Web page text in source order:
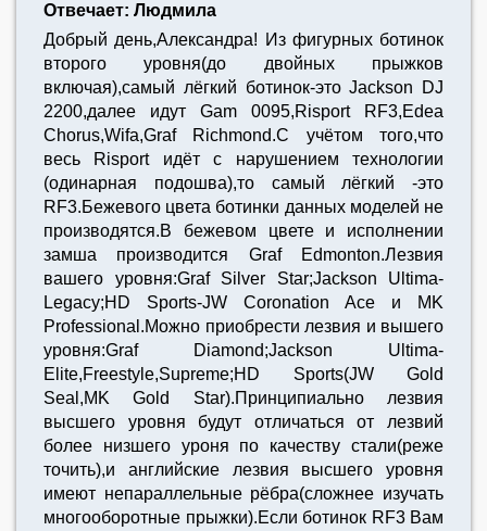
Отвечает: Людмила
Добрый день,Александра! Из фигурных ботинок
второго уровня(до двойных прыжков
включая),самый лёгкий ботинок-это Jackson DJ
2200,далее идут Gam 0095,Risport RF3,Edea
Chorus,Wifa,Graf Richmond.С учётом того,что
весь Risport идёт с нарушением технологии
(одинарная подошва),то самый лёгкий -это
RF3.Бежевого цвета ботинки данных моделей не
производятся.В бежевом цвете и исполнении
замша производится Graf Edmonton.Лезвия
вашего уровня:Graf Silver Star;Jackson Ultima-
Legacy;HD Sports-JW Coronation Ace и MK
Professional.Можно приобрести лезвия и вышего
уровня:Graf Diamond;Jackson Ultima-
Elite,Freestyle,Supreme;HD Sports(JW Gold
Seal,MK Gold Star).Принципиально лезвия
высшего уровня будут отличаться от лезвий
более низшего уроня по качеству стали(реже
точить),и английские лезвия высшего уровня
имеют непараллельные рёбра(сложнее изучать
многооборотные прыжки).Если ботинок RF3 Вам